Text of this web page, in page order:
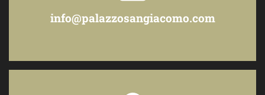
info@palazzosangiacomo.com